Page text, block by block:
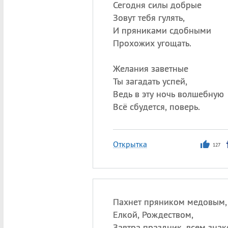
Сегодня силы добрые
Зовут тебя гулять,
И пряниками сдобными
Прохожих угощать.
Желания заветные
Ты загадать успей,
Ведь в эту ночь волшебную
Всё сбудется, поверь.
Открытка 127
Пахнет пряником медовым,
Елкой, Рождеством,